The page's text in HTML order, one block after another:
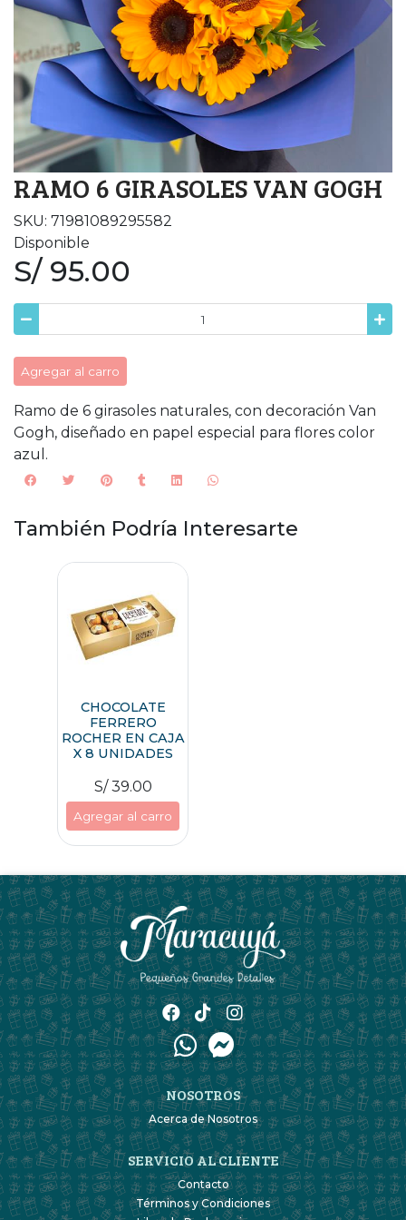
RAMO 6 GIRASOLES VAN GOGH
SKU: 71981089295582
Disponible
S/ 95.00
Agregar al carro
Ramo de 6 girasoles naturales, con decoración Van
Gogh, diseñado en papel especial para flores color
azul.
También Podría Interesarte
CHOCOLATE
FERRERO
ROCHER EN CAJA
X 8 UNIDADES
S/ 39.00
Agregar al carro
NOSOTROS
Acerca de Nosotros
SERVICIO AL CLIENTE
Contacto
Términos y Condiciones